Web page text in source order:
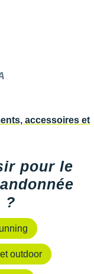
pour le
?
outdoor